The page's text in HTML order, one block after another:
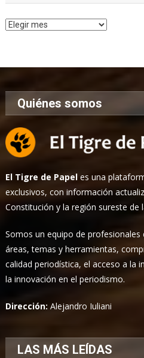
Archivo
Quiénes somos
El Tigre de Papel es una
exclusivos, con información
Constitución y la región sureste de
Somos un equipo de
áreas, temas y herramientas,
calidad periodística, el acceso a la
la innovación en el periodismo.
Dirección:Alejandro Iuliani
LAS MÁS LEÍDAS